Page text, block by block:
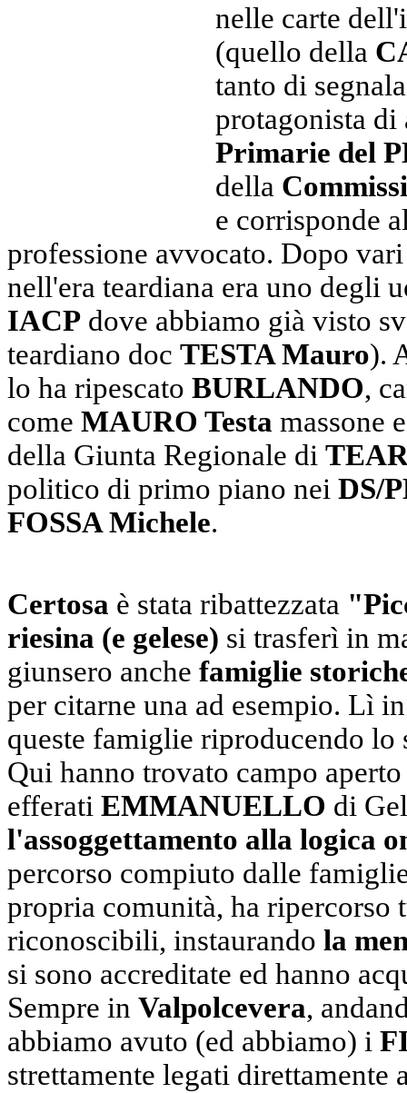
nelle carte
(quello della
tanto di
protagonista
Primarie del
della
e corrisponde
professione avvocato. Dopo
nell'era teardiana era uno degli
IACP dove abbiamo già visto
teardiano doc TESTA Mauro).
lo ha ripescato BURLANDO,
come MAURO Testa massone
della Giunta Regionale di
politico di primo piano nei DS/
FOSSA Michele.
Certosa è stata ribattezzata
riesina (e gelese) si trasferì in
giunsero anche famiglie
per citarne una ad esempio. Lì
queste famiglie riproducendo lo
Qui hanno trovato campo
efferati EMMANUELLO di
l'assoggettamento alla logica
percorso compiuto dalle
propria comunità, ha
riconoscibili, instaurando la
si sono accreditate ed hanno
Sempre in Valpolcevera,
abbiamo avuto (ed abbiamo) i
strettamente legati direttamente